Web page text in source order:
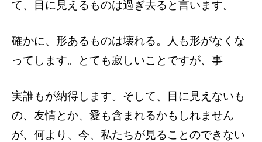
て、目に見えるものは過ぎ去ると言います。
確かに、形あるものは壊れる。人も形がなく な
ってします。とても寂しいことですが、事
実誰もが納得します。 そして、目に見えないも
の、友情とか、愛も含まれるかもしれません
が、何より、今、 私たちが見ることのできない